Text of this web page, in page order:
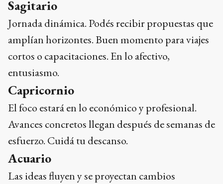
Sagitario
Jornada dinámica. Podés recibir propuestas que
amplían horizontes. Buen momento para viajes
cortos o capacitaciones. En lo afectivo,
entusiasmo.
Capricornio
El foco estará en lo económico y profesional.
Avances concretos llegan después de semanas de
esfuerzo. Cuidá tu descanso.
Acuario
Las ideas fluyen y se proyectan cambios